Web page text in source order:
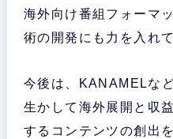
海外向け番組フォーマ
術の開発にも力を入れ
今後は、KANAMELな
生かして海外展開と収
するコンテンツの創出